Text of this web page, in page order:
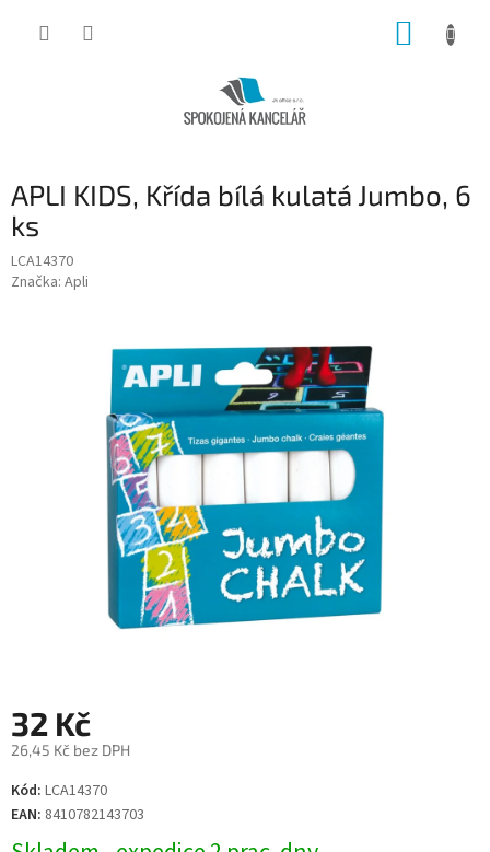
APLI KIDS, Křída bílá kulatá Jumbo, 6
ks
LCA14370
Značka: Apli
32 Kč
26,45 Kč bez DPH
Měrná
cena:
Kód: LCA14370
EAN: 8410782143703